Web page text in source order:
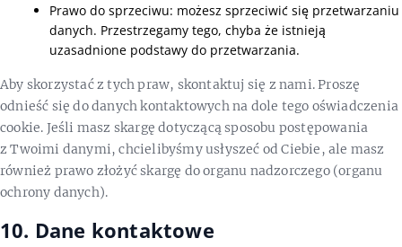
Prawo do sprzeciwu: możesz sprzeciwić się przetwarzaniu
danych. Przestrzegamy tego, chyba że istnieją
uzasadnione podstawy do przetwarzania.
Aby skorzystać z tych praw, skontaktuj się z nami. Proszę
odnieść się do danych kontaktowych na dole tego oświadczenia
cookie. Jeśli masz skargę dotyczącą sposobu postępowania
z Twoimi danymi, chcielibyśmy usłyszeć od Ciebie, ale masz
również prawo złożyć skargę do organu nadzorczego (organu
ochrony danych).
10. Dane kontaktowe